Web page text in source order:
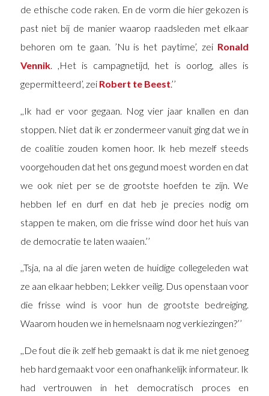
de ethische code raken. En de vorm die hier gekozen is
past niet bij de manier waarop raadsleden met elkaar
behoren om te gaan. ’Nu is het paytime’, zei Ronald
Vennik. ,Het is campagnetijd, het is oorlog, alles is
gepermitteerd’, zei Robert te Beest.’’
,,Ik had er voor gegaan. Nog vier jaar knallen en dan
stoppen. Niet dat ik er zondermeer vanuit ging dat we in
de coalitie zouden komen hoor. Ik heb mezelf steeds
voorgehouden dat het ons gegund moest worden en dat
we ook niet per se de grootste hoefden te zijn. We
hebben lef en durf en dat heb je precies nodig om
stappen te maken, om die frisse wind door het huis van
de democratie te laten waaien.’’
,,Tsja, na al die jaren weten de huidige collegeleden wat
ze aan elkaar hebben; Lekker veilig. Dus openstaan voor
die frisse wind is voor hun de grootste bedreiging.
Waarom houden we in hemelsnaam nog verkiezingen?’’
,,De fout die ik zelf heb gemaakt is dat ik me niet genoeg
heb hard gemaakt voor een onafhankelijk informateur. Ik
had vertrouwen in het democratisch proces en